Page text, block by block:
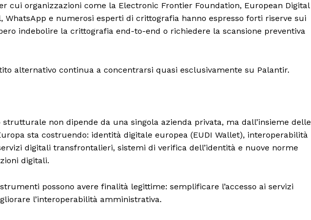
TrueReport
notizie
cui organizzazioni come la Electronic Frontier Foundation, European Digital
WhatsApp e numerosi esperti di crittografia hanno espresso forti riserve sui
indebolire la crittografia end-to-end o richiedere la scansione preventiva
alternativo continua a concentrarsi quasi esclusivamente su Palantir.
non dipende da una singola azienda privata, ma dall’insieme delle
sta costruendo: identità digitale europea (EUDI Wallet), interoperabilità
digitali transfrontalieri, sistemi di verifica dell’identità e nuove norme
digitali.
possono avere finalità legittime: semplificare l’accesso ai servizi
l’interoperabilità amministrativa.